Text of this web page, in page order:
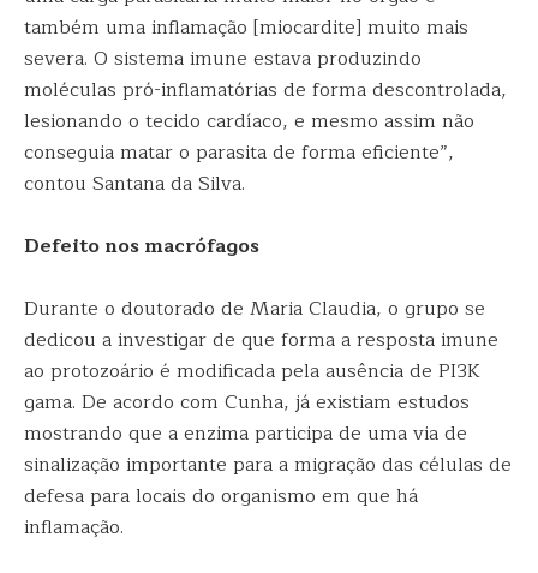
também uma inflamação [miocardite] muito mais
severa. O sistema imune estava produzindo
moléculas pró-inflamatórias de forma descontrolada,
lesionando o tecido cardíaco, e mesmo assim não
conseguia matar o parasita de forma eficiente”,
contou Santana da Silva.
Defeito nos macrófagos
Durante o doutorado de Maria Claudia, o grupo se
dedicou a investigar de que forma a resposta imune
ao protozoário é modificada pela ausência de PI3K
gama. De acordo com Cunha, já existiam estudos
mostrando que a enzima participa de uma via de
sinalização importante para a migração das células de
defesa para locais do organismo em que há
inflamação.